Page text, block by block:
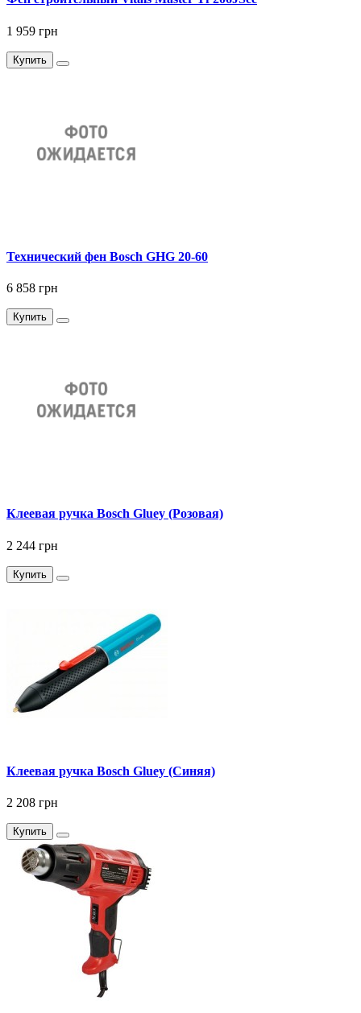
1 959 грн
Купить
Технический фен Bosch GHG 20-60
6 858 грн
Купить
Клеевая ручка Bosch Gluey (Розовая)
2 244 грн
Купить
Клеевая ручка Bosch Gluey (Синяя)
2 208 грн
Купить